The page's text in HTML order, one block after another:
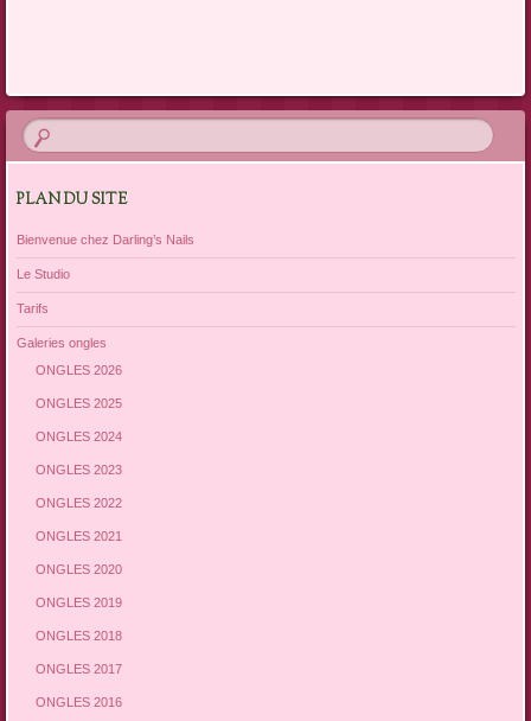
PLAN DU SITE
Bienvenue chez Darling’s Nails
Le Studio
Tarifs
Galeries ongles
ONGLES 2026
ONGLES 2025
ONGLES 2024
ONGLES 2023
ONGLES 2022
ONGLES 2021
ONGLES 2020
ONGLES 2019
ONGLES 2018
ONGLES 2017
ONGLES 2016